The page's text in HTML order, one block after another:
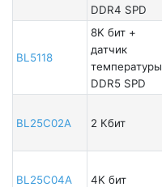
DDR4 SPD
BL5118
8K бит +
датчик
температуры
DDR5 SPD
BL25C02A 2 Кбит
BL25C04A 4K бит